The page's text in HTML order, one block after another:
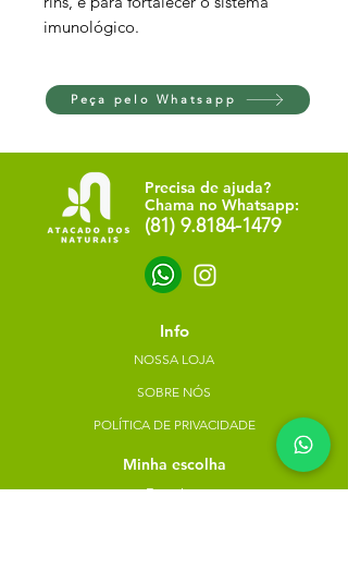
imunológico.
Peça pelo Whatsapp
Precisa de ajuda?
Chama no Whatsapp:
(81) 9.8184-1479
Info
NOSSA LOJA
SOBRE NÓS
POLÍTICA DE PRIVACIDADE
Minha escolha
Favoritos